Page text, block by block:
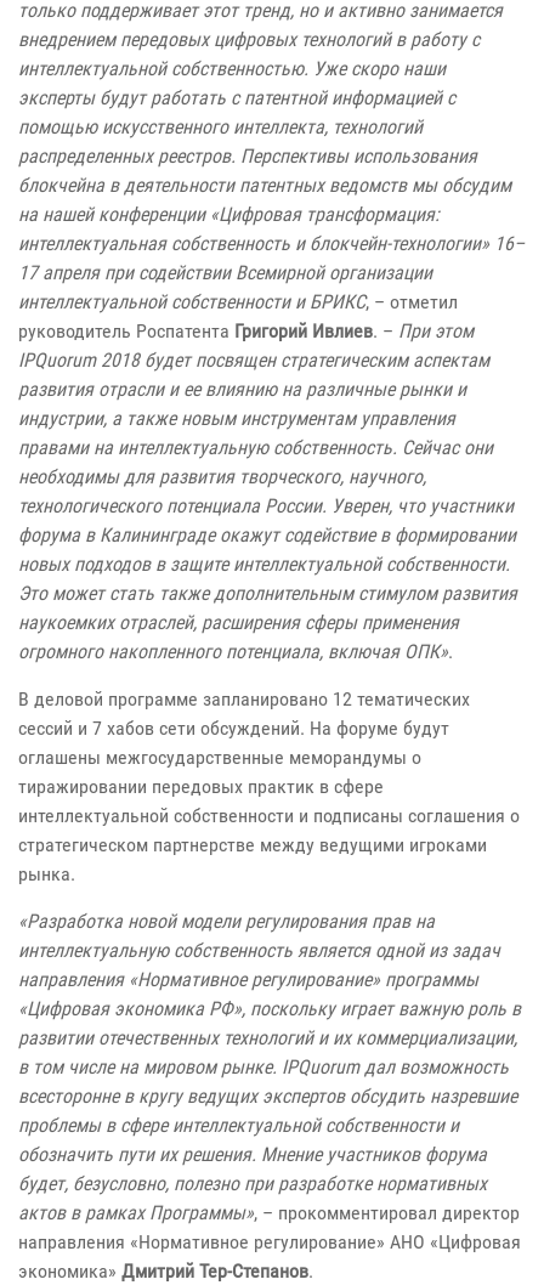
только поддерживает этот тренд, но и активно занимается
внедрением передовых цифровых технологий в работу с
интеллектуальной собственностью. Уже скоро наши
эксперты будут работать с патентной информацией с
помощью искусственного интеллекта, технологий
распределенных реестров. Перспективы использования
блокчейна в деятельности патентных ведомств мы обсудим
на нашей конференции «Цифровая трансформация:
интеллектуальная собственность и блокчейн-технологии» 16–
17 апреля при содействии Всемирной организации
интеллектуальной собственности и БРИКС, – отметил
руководитель Роспатента Григорий Ивлиев. – При этом
IPQuorum 2018 будет посвящен стратегическим аспектам
развития отрасли и ее влиянию на различные рынки и
индустрии, а также новым инструментам управления
правами на интеллектуальную собственность. Сейчас они
необходимы для развития творческого, научного,
технологического потенциала России. Уверен, что участники
форума в Калининграде окажут содействие в формировании
новых подходов в защите интеллектуальной собственности.
Это может стать также дополнительным стимулом развития
наукоемких отраслей, расширения сферы применения
огромного накопленного потенциала, включая ОПК».
В деловой программе запланировано 12 тематических
сессий и 7 хабов сети обсуждений. На форуме будут
оглашены межгосударственные меморандумы о
тиражировании передовых практик в сфере
интеллектуальной собственности и подписаны соглашения о
стратегическом партнерстве между ведущими игроками
рынка.
«Разработка новой модели регулирования прав на
интеллектуальную собственность является одной из задач
направления «Нормативное регулирование» программы
«Цифровая экономика РФ», поскольку играет важную роль в
развитии отечественных технологий и их коммерциализации,
в том числе на мировом рынке. IPQuorum дал возможность
всесторонне в кругу ведущих экспертов обсудить назревшие
проблемы в сфере интеллектуальной собственности и
обозначить пути их решения. Мнение участников форума
будет, безусловно, полезно при разработке нормативных
актов в рамках Программы», – прокомментировал директор
направления «Нормативное регулирование» АНО «Цифровая
экономика» Дмитрий Тер-Степанов.